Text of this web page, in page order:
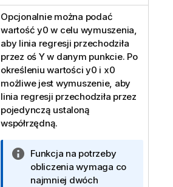
Opcjonalnie można podać
wartość y0 w celu wymuszenia,
aby linia regresji przechodziła
przez oś Y w danym punkcie. Po
określeniu wartości y0 i x0
możliwe jest wymuszenie, aby
linia regresji przechodziła przez
pojedynczą ustaloną
współrzędną.
I
n
f
Funkcja na potrzeby
obliczenia wymaga co
najmniej dwóch